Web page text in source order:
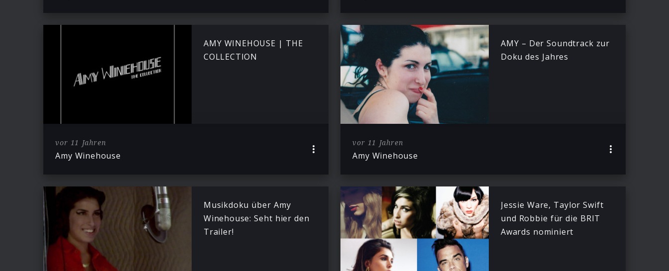
AMY WINEHOUSE | THE
COLLECTION
vor 11 Jahren
Amy Winehouse
AMY – Der Soundtrack zur
Doku des Jahres
vor 11 Jahren
Amy Winehouse
Musikdoku über Amy
Winehouse: Seht hier den
Trailer!
Jessie Ware, Taylor Swift
und Robbie für die BRIT
Awards nominiert